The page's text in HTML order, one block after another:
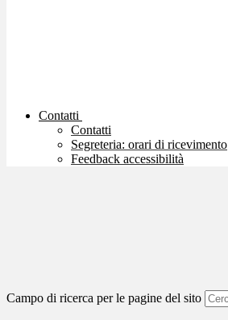
Contatti
Contatti
Segreteria: orari di ricevimento
Feedback accessibilità
Campo di ricerca per le pagine del sito